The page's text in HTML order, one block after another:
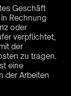
Geschäft
Rechnung
oder
verpflichtet,
der
zu tragen.
eine
der Arbeiten